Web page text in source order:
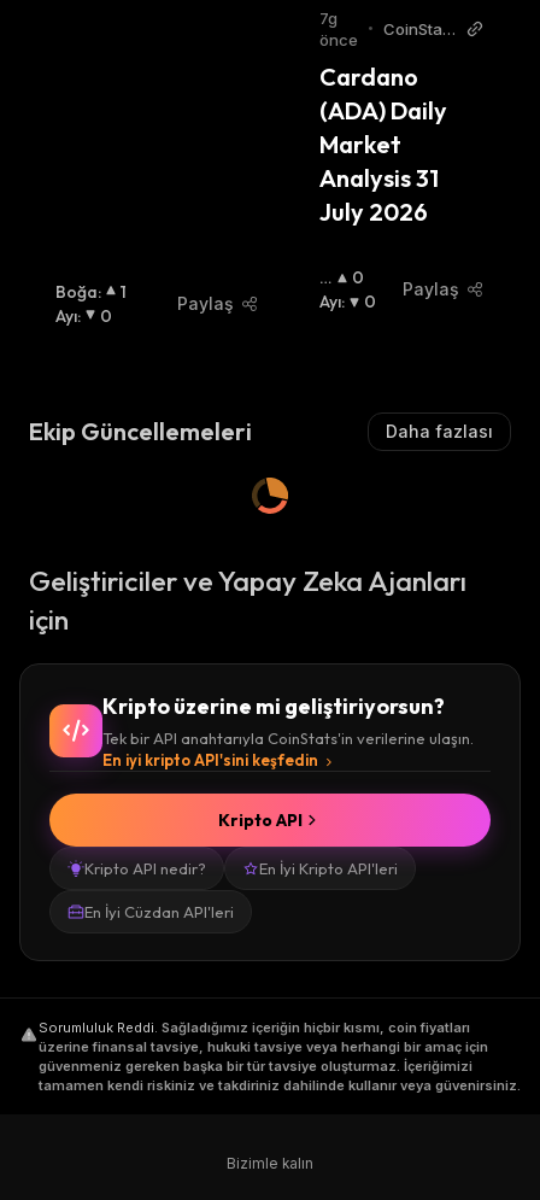
Boğa:
1
Ayı: 0
Paylaş
A
:
7g
önce
• CoinStats
Cardano
(ADA) Daily
Market
Analysis 31
July 2026
B
O
0
Ayı: 0
Paylaş
Ekip Güncellemeleri Daha fazlası
Geliştiriciler ve Yapay Zeka Ajanları
için
Kripto üzerine mi geliştiriyorsun?
Tek bir API anahtarıyla CoinStats'in verilerine ulaşın.
En iyi kripto API'sini keşfedin
Kripto API nedir? En İyi Kripto API'leri
En İyi Cüzdan API'leri
Kripto API
Sorumluluk Reddi. Sağladığımız içeriğin hiçbir kısmı, coin fiyatları
üzerine finansal tavsiye, hukuki tavsiye veya herhangi bir amaç için
güvenmeniz gereken başka bir tür tavsiye oluşturmaz. İçeriğimizi
tamamen kendi riskiniz ve takdiriniz dahilinde kullanır veya güvenirsiniz.
Bizimle kalın